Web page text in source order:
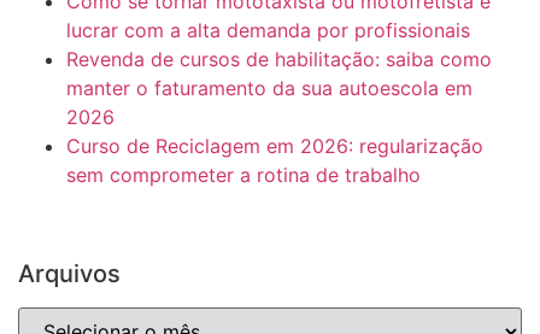
lucrar com a alta demanda por profissionais
Revenda de cursos de habilitação: saiba como
manter o faturamento da sua autoescola em
2026
Curso de Reciclagem em 2026: regularização
sem comprometer a rotina de trabalho
Arquivos